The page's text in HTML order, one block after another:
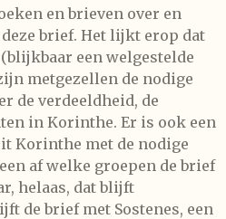
en brieven over en
brief. Het lijkt erop dat
een welgestelde
metgezellen de nodige
de verdeeldheid, de
in Korinthe. Er is ook een
Korinthe met de nodige
af welke groepen de brief
helaas, dat blijft
de brief met Sostenes, een